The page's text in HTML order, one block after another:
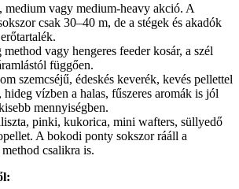
medium vagy medium-heavy akció. A
csak 30–40 m, de a stégek és akadók
vagy hengeres feeder kosár, a szél
függően.
szemcséjű, édeskés keverék, kevés pellettel
vízben a halas, fűszeres aromák is jól
mennyiségben.
pinki, kukorica, mini wafters, süllyedő
A bokodi ponty sokszor rááll a
csalikra is.